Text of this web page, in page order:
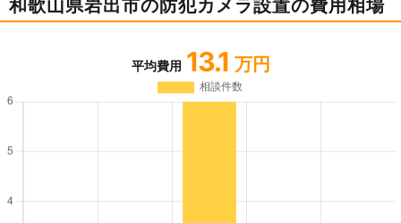
和歌山県岩出市の防犯カメラ設置の費用相場
平均費用 13.1 万円